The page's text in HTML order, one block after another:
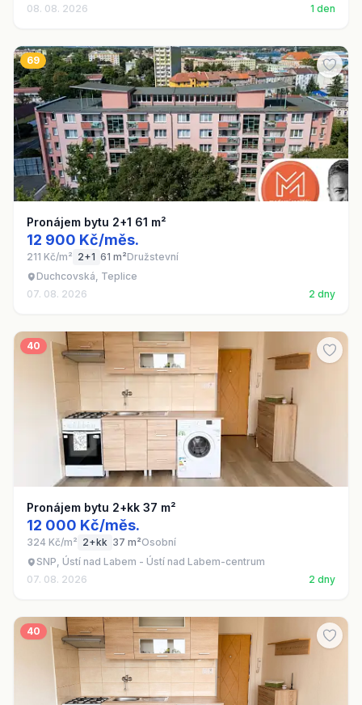
08. 08. 2026
1 den
69
Pronájem bytu 2+1 61 m²
12 900 Kč/měs.
211 Kč/m² 2+1 61 m²Družstevní
Duchcovská, Teplice
07. 08. 2026
2 dny
40
Pronájem bytu 2+kk 37 m²
12 000 Kč/měs.
324 Kč/m² 2+kk 37 m²Osobní
SNP, Ústí nad Labem - Ústí nad Labem-centrum
07. 08. 2026
2 dny
40